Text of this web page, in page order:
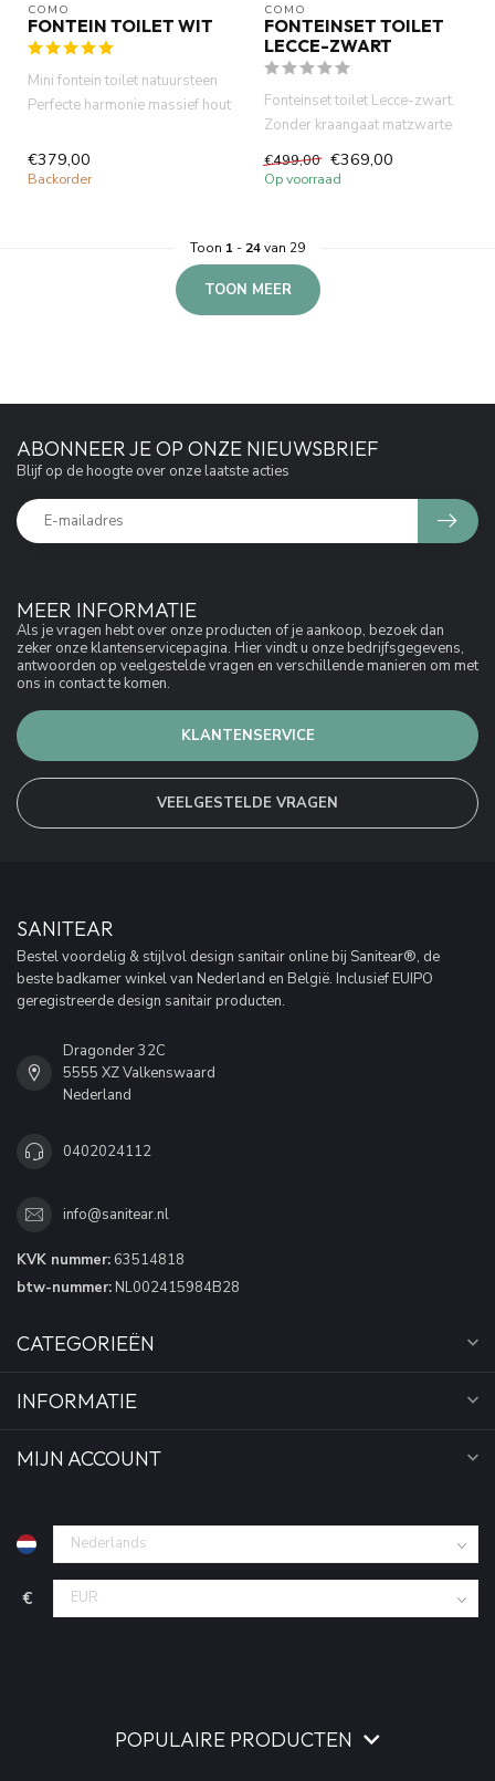
COMO
FONTEIN TOILET WIT
Mini fontein toilet natuursteen
Perfecte harmonie massief hout
€379,00
Backorder
COMO
FONTEINSET TOILET
LECCE-ZWART
Fonteinset toilet Lecce-zwart.
Zonder kraangaat matzwarte
hout plank met handdoe...
€499,00 €369,00
Op voorraad
Toon 1 - 24van 29
TOON MEER
MEER INFORMATIE
Als je vragen hebt over onze producten of je aankoop, bezoek dan
zeker onze klantenservicepagina. Hier vindt u onze bedrijfsgegevens,
antwoorden op veelgestelde vragen en verschillende manieren om met
ons in contact te komen.
KLANTENSERVICE
VEELGESTELDE VRAGEN
ABONNEER JE OP ONZE NIEUWSBRIEF
Blijf op de hoogte over onze laatste acties
SANITEAR
Bestel voordelig & stijlvol design sanitair online bij Sanitear®, de
beste badkamer winkel van Nederland en België. Inclusief EUIPO
geregistreerde design sanitair producten.
Dragonder 32C
5555 XZ Valkenswaard
Nederland
0402024112
info@sanitear.nl
KVK nummer: 63514818
btw-nummer: NL002415984B28
CATEGORIEËN
INFORMATIE
MIJN ACCOUNT
€
POPULAIRE PRODUCTEN